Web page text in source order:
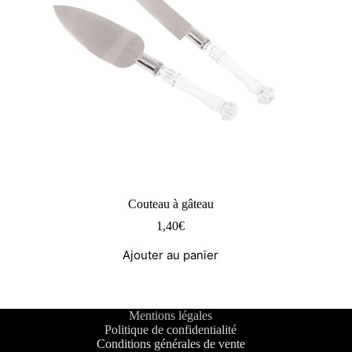
Couteau à gâteau
1,40€
Ajouter au panier
Mentions légales
Politique de confidentialité
Conditions générales de vente